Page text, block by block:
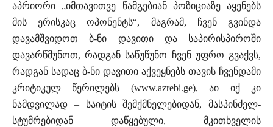
აპრიორი „იმთავითვე წამგებიან პოზიციაზე აყენებს
მის ერისკაც ოპონენტს“, მაგრამ, ჩვენ გვინდა
დავამშვიდოთ ბ-ნი დავითი და საპირისპიროში
დავარწმუნოთ, რადგან საწუწუნო ჩვენ უფრო გვაქვს,
რადგან სადაც ბ-ნი დავითი აქვეყნებს თავის ჩვენდამი
კრიტიკულ წერილებს (www.azrebi.ge), აი იქ კი
ნამდვილად – საიტის შემქმნელებიდან, მასპინძელ-
სტუმრებიდან დაწყებული, მკითხველის